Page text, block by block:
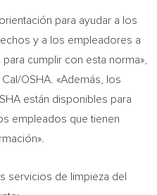
para ayudar a los
y a los empleadores a
cumplir con esta norma»,
Cal/OSHA. «Además, los
están disponibles para
empleados que tienen
servicios de limpieza del